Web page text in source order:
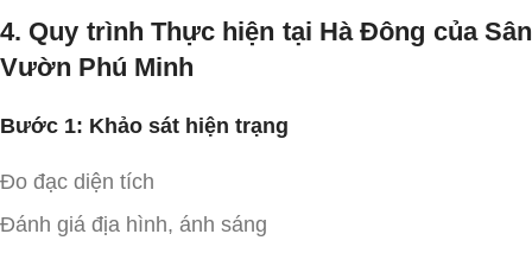
4. Quy trình Thực hiện tại Hà Đông của Sân
Vườn Phú Minh
Bước 1: Khảo sát hiện trạng
Đo đạc diện tích
Đánh giá địa hình, ánh sáng